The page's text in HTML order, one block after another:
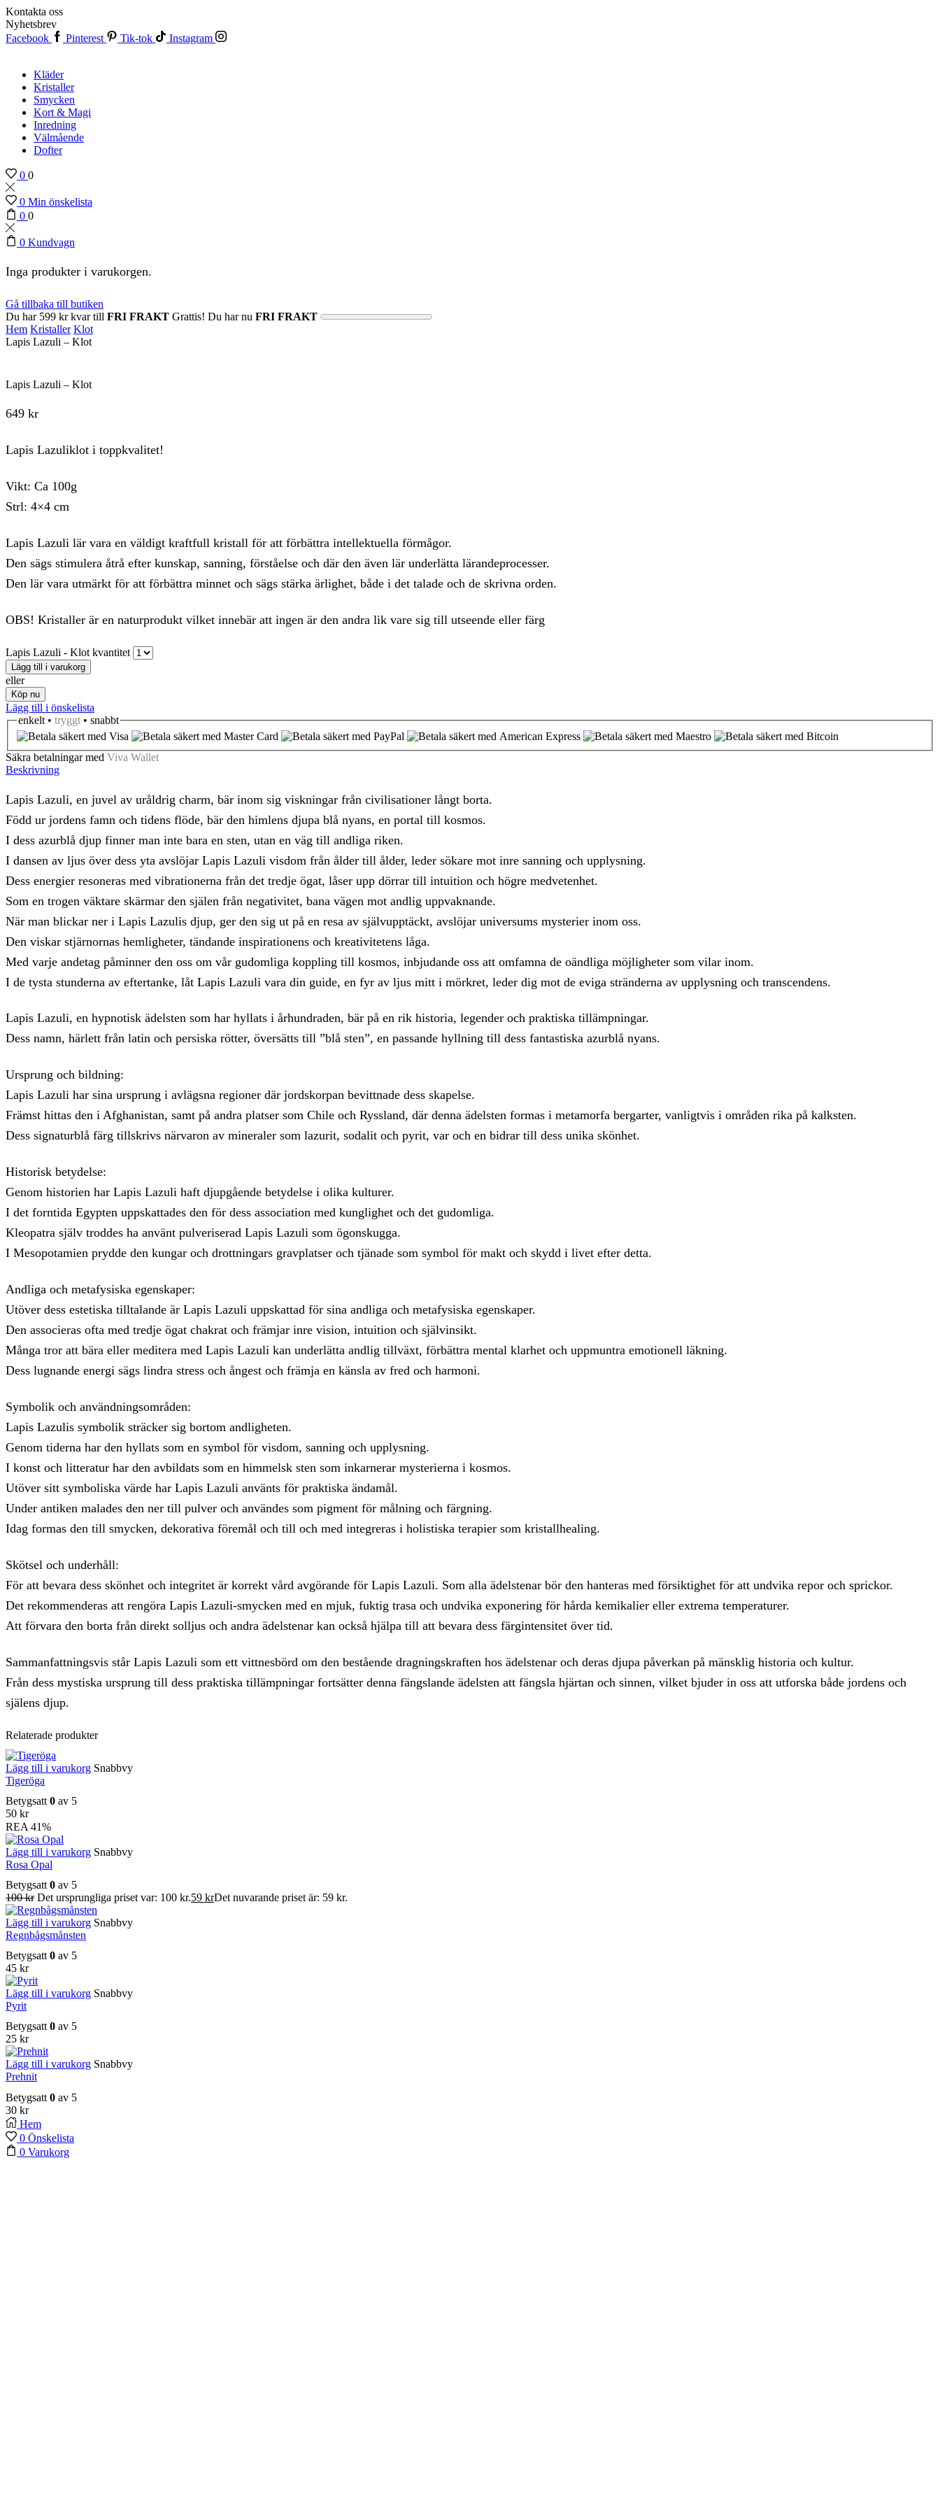
Kontakta oss
Nyhetsbrev
Facebook
Pinterest Tik-tok Instagram
Kläder
Kristaller
Smycken
Kort & Magi
Inredning
Välmående
Dofter
0 0
0 Min önskelista
0 0
0 Kundvagn
Inga produkter i varukorgen.
Gå tillbaka till butiken
Du har 599 krkvar till FRI FRAKT Grattis! Du har nu FRI FRAKT
Hem Kristaller Klot
Lapis Lazuli – Klot
Lapis Lazuli – Klot
649 kr
Lapis Lazuliklot i toppkvalitet!
Vikt: Ca 100g
Strl: 4×4 cm
Lapis Lazuli lär vara en väldigt kraftfull kristall för att förbättra intellektuella förmågor.
Den sägs stimulera åtrå efter kunskap, sanning, förståelse och där den även lär underlätta lärandeprocesser.
Den lär vara utmärkt för att förbättra minnet och sägs stärka ärlighet, både i det talade och de skrivna orden.
OBS! Kristaller är en naturprodukt vilket innebär att ingen är den andra lik vare sig till utseende eller färg
Lapis Lazuli - Klot kvantitet
Lägg till i varukorg
eller
Köp nu
Lägg till i önskelista
enkelt • tryggt • snabbt
Säkra betalningar med Viva Wallet
Beskrivning
Lapis Lazuli, en juvel av uråldrig charm, bär inom sig viskningar från civilisationer långt borta.
Född ur jordens famn och tidens flöde, bär den himlens djupa blå nyans, en portal till kosmos.
I dess azurblå djup finner man inte bara en sten, utan en väg till andliga riken.
I dansen av ljus över dess yta avslöjar Lapis Lazuli visdom från ålder till ålder, leder sökare mot inre sanning och upplysning.
Dess energier resoneras med vibrationerna från det tredje ögat, låser upp dörrar till intuition och högre medvetenhet.
Som en trogen väktare skärmar den själen från negativitet, bana vägen mot andlig uppvaknande.
När man blickar ner i Lapis Lazulis djup, ger den sig ut på en resa av självupptäckt, avslöjar universums mysterier inom oss.
Den viskar stjärnornas hemligheter, tändande inspirationens och kreativitetens låga.
Med varje andetag påminner den oss om vår gudomliga koppling till kosmos, inbjudande oss att omfamna de oändliga möjligheter som vilar inom.
I de tysta stunderna av eftertanke, låt Lapis Lazuli vara din guide, en fyr av ljus mitt i mörkret, leder dig mot de eviga stränderna av upplysning och transcendens.
Lapis Lazuli, en hypnotisk ädelsten som har hyllats i århundraden, bär på en rik historia, legender och praktiska tillämpningar.
Dess namn, härlett från latin och persiska rötter, översätts till ”blå sten”, en passande hyllning till dess fantastiska azurblå nyans.
Ursprung och bildning:
Lapis Lazuli har sina ursprung i avlägsna regioner där jordskorpan bevittnade dess skapelse.
Främst hittas den i Afghanistan, samt på andra platser som Chile och Ryssland, där denna ädelsten formas i metamorfa bergarter, vanligtvis i områden rika på kalksten.
Dess signaturblå färg tillskrivs närvaron av mineraler som lazurit, sodalit och pyrit, var och en bidrar till dess unika skönhet.
Historisk betydelse:
Genom historien har Lapis Lazuli haft djupgående betydelse i olika kulturer.
I det forntida Egypten uppskattades den för dess association med kunglighet och det gudomliga.
Kleopatra själv troddes ha använt pulveriserad Lapis Lazuli som ögonskugga.
I Mesopotamien prydde den kungar och drottningars gravplatser och tjänade som symbol för makt och skydd i livet efter detta.
Andliga och metafysiska egenskaper:
Utöver dess estetiska tilltalande är Lapis Lazuli uppskattad för sina andliga och metafysiska egenskaper.
Den associeras ofta med tredje ögat chakrat och främjar inre vision, intuition och självinsikt.
Många tror att bära eller meditera med Lapis Lazuli kan underlätta andlig tillväxt, förbättra mental klarhet och uppmuntra emotionell läkning.
Dess lugnande energi sägs lindra stress och ångest och främja en känsla av fred och harmoni.
Symbolik och användningsområden:
Lapis Lazulis symbolik sträcker sig bortom andligheten.
Genom tiderna har den hyllats som en symbol för visdom, sanning och upplysning.
I konst och litteratur har den avbildats som en himmelsk sten som inkarnerar mysterierna i kosmos.
Utöver sitt symboliska värde har Lapis Lazuli använts för praktiska ändamål.
Under antiken malades den ner till pulver och användes som pigment för målning och färgning.
Idag formas den till smycken, dekorativa föremål och till och med integreras i holistiska terapier som kristallhealing.
Skötsel och underhåll:
För att bevara dess skönhet och integritet är korrekt vård avgörande för Lapis Lazuli. Som alla ädelstenar bör den hanteras med försiktighet för att undvika repor och sprickor.
Det rekommenderas att rengöra Lapis Lazuli-smycken med en mjuk, fuktig trasa och undvika exponering för hårda kemikalier eller extrema temperaturer.
Att förvara den borta från direkt solljus och andra ädelstenar kan också hjälpa till att bevara dess färgintensitet över tid.
Sammanfattningsvis står Lapis Lazuli som ett vittnesbörd om den bestående dragningskraften hos ädelstenar och deras djupa påverkan på mänsklig historia och kultur.
Från dess mystiska ursprung till dess praktiska tillämpningar fortsätter denna fängslande ädelsten att fängsla hjärtan och sinnen, vilket bjuder in oss att utforska både jordens och
själens djup.
Relaterade produkter
Lägg till i varukorg Snabbvy
Tigeröga
Betygsatt 0 av 5
50 kr
REA 41%
Lägg till i varukorg Snabbvy
Rosa Opal
Betygsatt 0 av 5
100kr Det ursprungliga priset var: 100 kr.59 krDet nuvarande priset är: 59 kr.
Lägg till i varukorg Snabbvy
Regnbågsmånsten
Betygsatt 0 av 5
45 kr
Lägg till i varukorg Snabbvy
Pyrit
Betygsatt0 av 5
25 kr
Lägg till i varukorg Snabbvy
Prehnit
Betygsatt 0 av 5
30 kr
Hem
0 Önskelista
0 Varukorg